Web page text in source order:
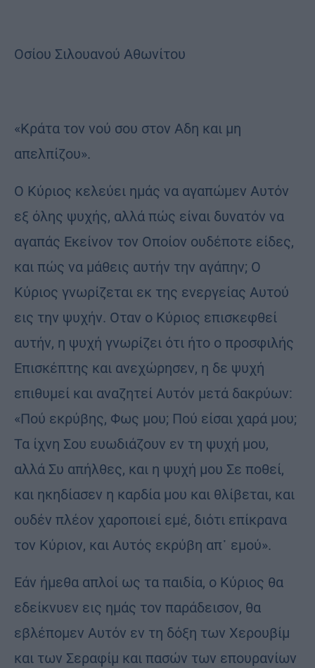
Οσίου Σιλουανού Αθωνίτου
«Κράτα τον νού σου στον Αδη και μη
απελπίζου».
Ο Κύριος κελεύει ημάς να αγαπώμεν Αυτόν
εξ όλης ψυχής, αλλά πώς είναι δυνατόν να
αγαπάς Εκείνον τον Οποίον ουδέποτε είδες,
και πώς να μάθεις αυτήν την αγάπην; Ο
Κύριος γνωρίζεται εκ της ενεργείας Αυτού
εις την ψυχήν. Οταν ο Κύριος επισκεφθεί
αυτήν, η ψυχή γνωρίζει ότι ήτο ο προσφιλής
Επισκέπτης και ανεχώρησεν, η δε ψυχή
επιθυμεί και αναζητεί Αυτόν μετά δακρύων:
«Πού εκρύβης, Φως μου; Πού είσαι χαρά μου;
Τα ίχνη Σου ευωδιάζουν εν τη ψυχή μου,
αλλά Συ απήλθες, και η ψυχή μου Σε ποθεί,
και ηκηδίασεν η καρδία μου και θλίβεται, και
ουδέν πλέον χαροποιεί εμέ, διότι επίκρανα
τον Κύριον, και Αυτός εκρύβη απ᾿ εμού».
Εάν ήμεθα απλοί ως τα παιδία, ο Κύριος θα
εδείκνυεν εις ημάς τον παράδεισον, θα
εβλέπομεν Αυτόν εν τη δόξη των Χερουβίμ
και των Σεραφίμ και πασών των επουρανίων